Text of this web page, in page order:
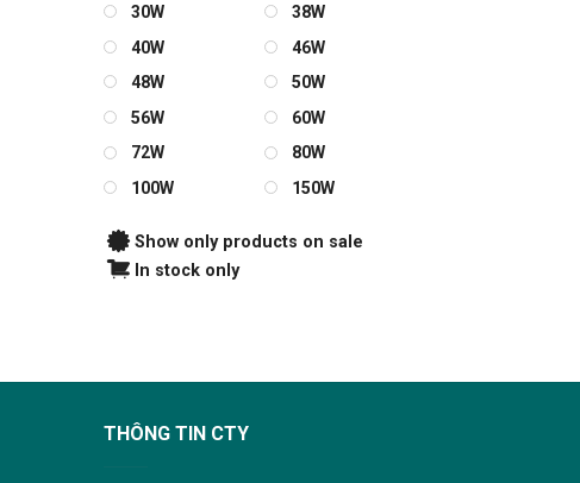
30W
38W
40W
46W
48W
50W
56W
60W
72W
80W
100W
150W
Show only products on sale
In stock only
THÔNG TIN CTY